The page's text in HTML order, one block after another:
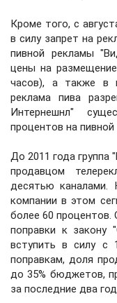
Кроме того, с
в силу запрет на
пивной рекламы
цены на
часов), а также в
реклама пива
Интернешнл"
процентов на
До 2011 года группа
продавцом
десятью каналами.
компании в этом
более 60
поправки к
вступить в силу с
поправкам, доля
до 35% бюджетов,
за последние два